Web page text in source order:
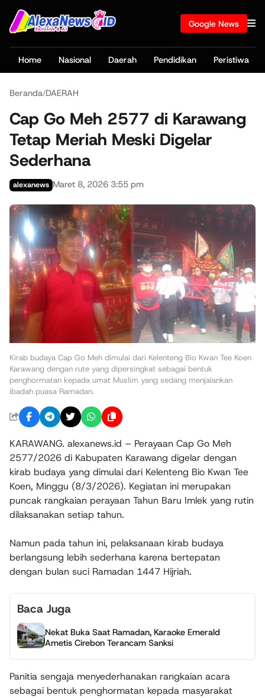
Google News
Home Nasional Daerah Pendidikan Peristiwa
Beranda/DAERAH
Cap Go Meh 2577 di Karawang
Tetap Meriah Meski Digelar
Sederhana
alexanews Maret 8, 2026 3:55 pm
Kirab budaya Cap Go Meh dimulai dari Kelenteng Bio Kwan Tee Koen
Karawang dengan rute yang dipersingkat sebagai bentuk
penghormatan kepada umat Muslim yang sedang menjalankan
ibadah puasa Ramadan.
KARAWANG. alexanews.id – Perayaan Cap Go Meh
2577/2026 di Kabupaten Karawang digelar dengan
kirab budaya yang dimulai dari Kelenteng Bio Kwan Tee
Koen, Minggu (8/3/2026). Kegiatan ini merupakan
puncak rangkaian perayaan Tahun Baru Imlek yang rutin
dilaksanakan setiap tahun.
Namun pada tahun ini, pelaksanaan kirab budaya
berlangsung lebih sederhana karena bertepatan
dengan bulan suci Ramadan 1447 Hijriah.
Baca Juga
Nekat Buka Saat Ramadan, Karaoke Emerald
Ametis Cirebon Terancam Sanksi
Panitia sengaja menyederhanakan rangkaian acara
sebagai bentuk penghormatan kepada masyarakat